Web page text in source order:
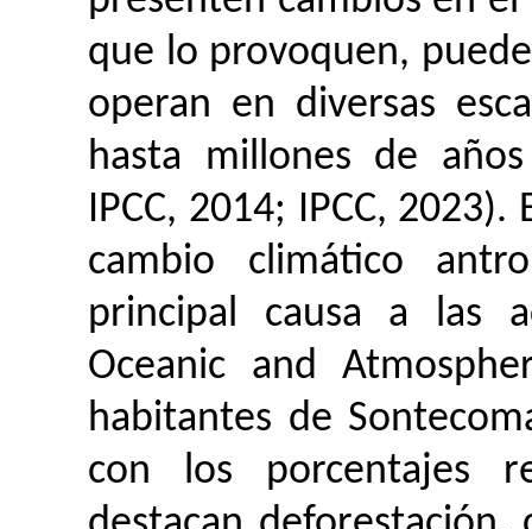
que lo provoquen,
operan en diversas
hasta millones de
IPCC, 2014; IPCC,
cambio climático
principal causa a las
Oceanic and
habitantes de
con los porcentajes